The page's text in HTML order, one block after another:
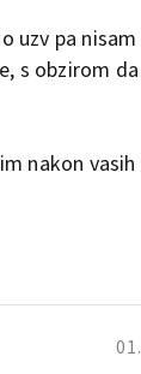
uzv pa
s obzirom
nakon